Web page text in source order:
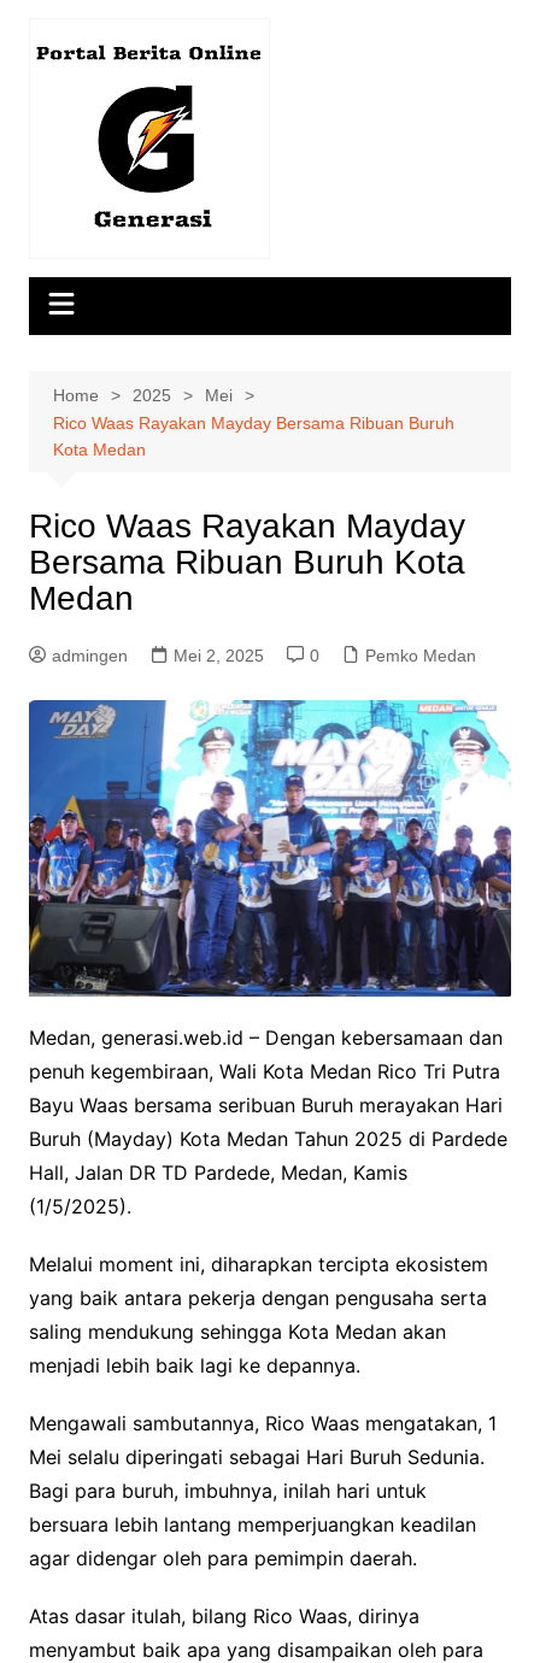
Home 2025
Mei
Rico Waas Rayakan Mayday Bersama Ribuan Buruh
Kota Medan
Rico Waas Rayakan Mayday
Bersama Ribuan Buruh Kota
Medan
admingen Mei 2, 2025 0 Pemko Medan
Medan, generasi.web.id – Dengan kebersamaan dan
penuh kegembiraan, Wali Kota Medan Rico Tri Putra
Bayu Waas bersama seribuan Buruh merayakan Hari
Buruh (Mayday) Kota Medan Tahun 2025 di Pardede
Hall, Jalan DR TD Pardede, Medan, Kamis
(1/5/2025).
Melalui moment ini, diharapkan tercipta ekosistem
yang baik antara pekerja dengan pengusaha serta
saling mendukung sehingga Kota Medan akan
menjadi lebih baik lagi ke depannya.
Mengawali sambutannya, Rico Waas mengatakan, 1
Mei selalu diperingati sebagai Hari Buruh Sedunia.
Bagi para buruh, imbuhnya, inilah hari untuk
bersuara lebih lantang memperjuangkan keadilan
agar didengar oleh para pemimpin daerah.
Atas dasar itulah, bilang Rico Waas, dirinya
menyambut baik apa yang disampaikan oleh para